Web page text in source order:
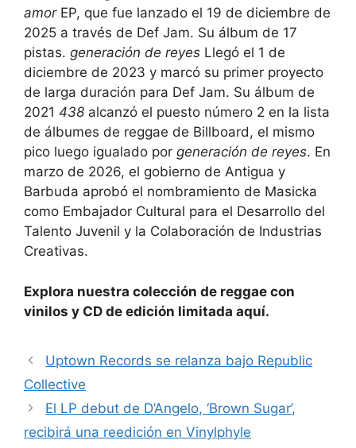
amorEP, que fue lanzado el 19 de diciembre de
2025 a través de Def Jam. Su álbum de 17
pistas. generación de reyes Llegó el 1 de
diciembre de 2023 y marcó su primer proyecto
de larga duración para Def Jam. Su álbum de
2021 438 alcanzó el puesto número 2 en la lista
de álbumes de reggae de Billboard, el mismo
pico luego igualado por generación de reyes. En
marzo de 2026, el gobierno de Antigua y
Barbuda aprobó el nombramiento de Masicka
como Embajador Cultural para el Desarrollo del
Talento Juvenil y la Colaboración de Industrias
Creativas.
Explora nuestra colección de reggae con
vinilos y CD de edición limitada aquí.
Uptown Records se relanza bajo Republic
Collective
El LP debut de D’Angelo, ‘Brown Sugar’,
recibirá una reedición en Vinylphyle